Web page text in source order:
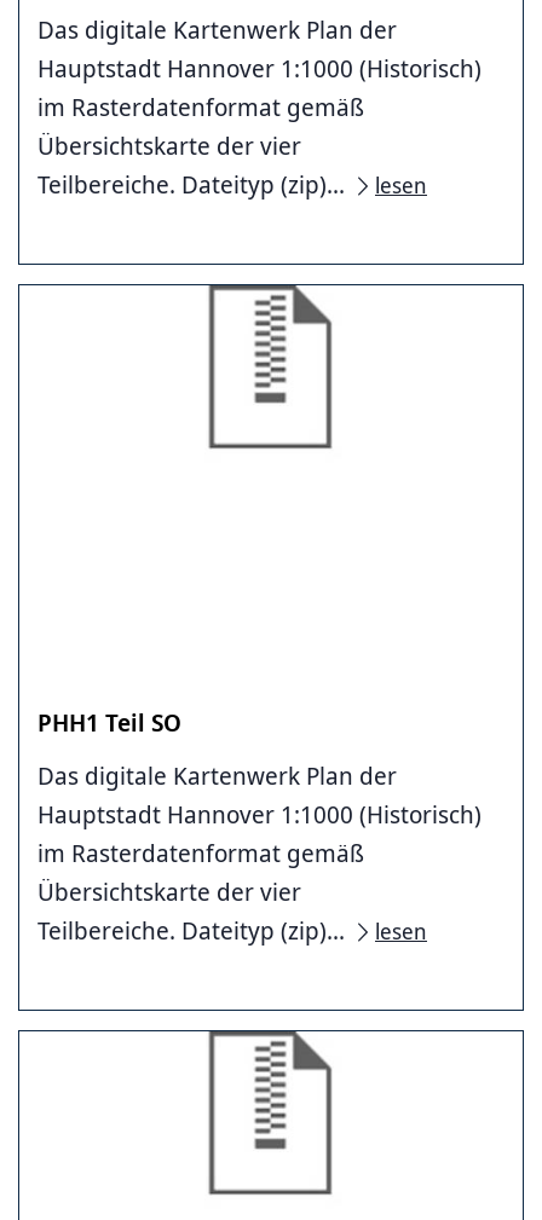
Das digitale Kartenwerk Plan der
Hauptstadt Hannover 1:1000 (Historisch)
im Rasterdatenformat gemäß
Übersichtskarte der vier
Teilbereiche. Dateityp (zip)...
lesen
PHH1 Teil SO
Das digitale Kartenwerk Plan der
Hauptstadt Hannover 1:1000 (Historisch)
im Rasterdatenformat gemäß
Übersichtskarte der vier
Teilbereiche. Dateityp (zip)...
lesen